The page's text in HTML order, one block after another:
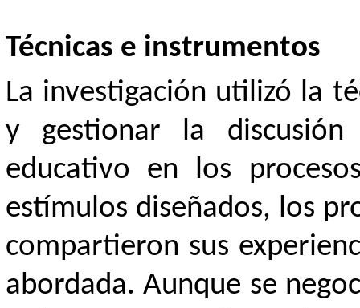
Técnicas e instrumentos
La investigación utilizó la
y gestionar la
educativo en los
estímulos diseñados, los
compartieron sus
abordada. Aunque se